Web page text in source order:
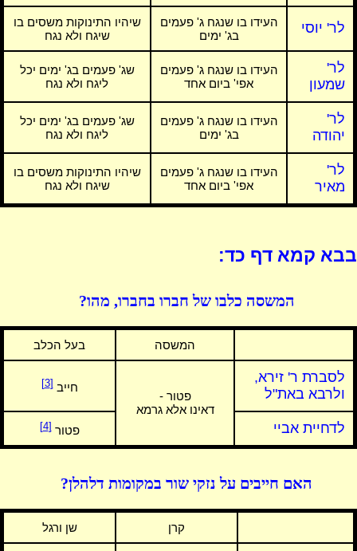
לר' יוסי
העידו בו שנגח ג' פעמים
בג' ימים
שיהיו התינוקות משסים בו
שיגח ולא נגח
לר'
שמעון
העידו בו שנגח ג' פעמים
אפי' ביום אחד
שג' פעמים בג' ימים יכל
ליגח ולא נגח
לר'
יהודה
העידו בו שנגח ג' פעמים
בג' ימים
שג' פעמים בג' ימים יכל
ליגח ולא נגח
לר'
מאיר
העידו בו שנגח ג' פעמים
אפי' ביום אחד
שיהיו התינוקות משסים בו
שיגח ולא נגח
בבא קמא דף כד:
המשסה כלבו של חברו בחברו, מהו?
המשסה בעל הכלב
לסברת ר' זירא,
ולרבא באת"ל
פטור -
דאינו אלא גרמא
חייב[3]
לדחיית אביי פטור[4]
האם חייבים על נזקי שור במקומות דלהלן?
קרן שן ורגל